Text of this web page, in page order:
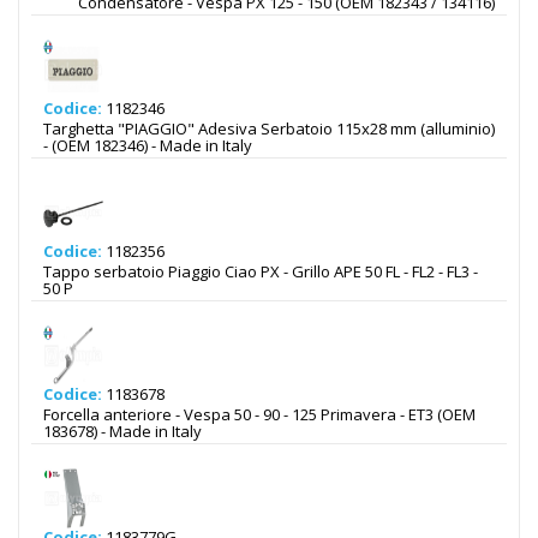
Codice: 1182346
Targhetta "PIAGGIO" Adesiva Serbatoio 115x28 mm (alluminio)
- (OEM 182346) - Made in Italy
Codice: 1182356
Tappo serbatoio Piaggio Ciao PX - Grillo APE 50 FL - FL2 - FL3 -
50 P
Codice: 1183678
Forcella anteriore - Vespa 50 - 90 - 125 Primavera - ET3 (OEM
183678) - Made in Italy